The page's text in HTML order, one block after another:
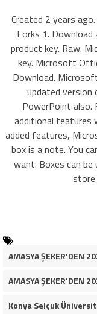
Created 2 years
Forks 1.
product key. Raw.
key. Microsoft
Download.
updated version
PowerPoint also.
additional features
added features,
box is a note. You
want. Boxes can
store
AMASYA ŞEKER’DEN
AMASYA ŞEKER’DEN